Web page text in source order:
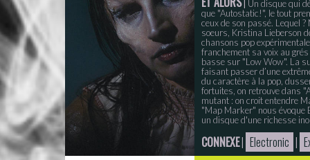
Un disque qui
que "Autostatic!", le tout
ceux de son passé. Lequel
soeurs, Kristina Lieberson
chansons pop
franchement sa voix au
basse sur "Low Wow". La
faisant passer d’une
du caractère à la pop,
fortuites, on retrouve dans
mutant : on croit entendre
"Map Marker" nous évoque
un disque d'une richesse
CONNEXE| Electronic |